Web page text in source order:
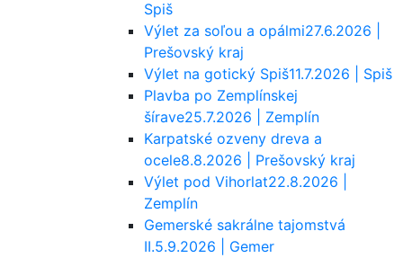
Spiš
Výlet za soľou a opálmi27.6.2026 |
Prešovský kraj
Výlet na gotický Spiš11.7.2026 | Spiš
Plavba po Zemplínskej
šírave25.7.2026 | Zemplín
Karpatské ozveny dreva a
ocele8.8.2026 | Prešovský kraj
Výlet pod Vihorlat22.8.2026 |
Zemplín
Gemerské sakrálne tajomstvá
II.5.9.2026 | Gemer